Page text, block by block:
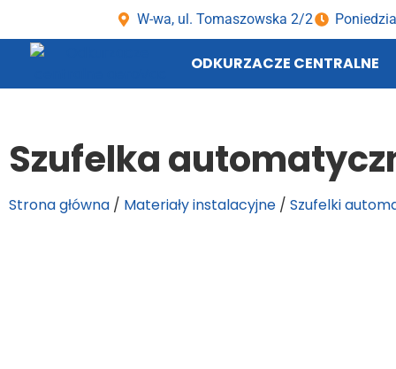
W-wa, ul. Tomaszowska 2/2
ODKURZACZE CENTRALNE
Szufelka
Strona główna / Materiały instalacyjne / Szufelki